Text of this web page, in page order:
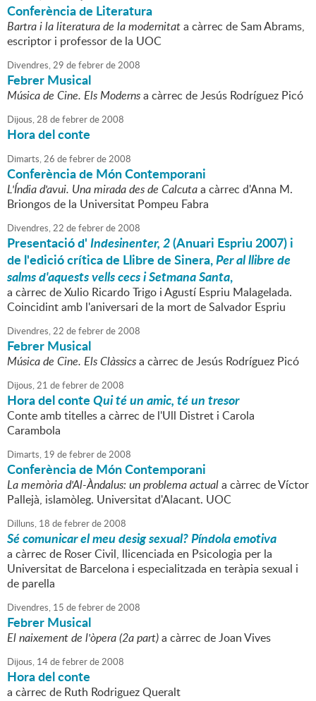
Conferència de Literatura
Bartra i la literatura de la modernitata càrrec de Sam Abrams,
escriptor i professor de la UOC
Divendres,29 defebrerde2008
Febrer Musical
Música de Cine. Els Modernsa càrrec de Jesús Rodríguez Picó
Dijous,28 defebrerde2008
Hora del conte
Dimarts,26 defebrerde2008
Conferència de Món Contemporani
L'Índia d'avui. Una mirada des de Calcutaa càrrec d'Anna M.
Briongos de la Universitat Pompeu Fabra
Divendres,22 defebrerde2008
Presentació d'Indesinenter, 2(Anuari Espriu 2007) i
de l'edició crítica de Llibre de Sinera,Per al llibre de
salms d'aquests vells cecs i Setmana Santa,
a càrrec de Xulio Ricardo Trigo i Agustí Espriu Malagelada.
Coincidint amb l'aniversari de la mort de Salvador Espriu
Divendres,22 defebrerde2008
Febrer Musical
Música de Cine. Els Clàssicsa càrrec de Jesús Rodríguez Picó
Dijous,21 defebrerde2008
Hora del conteQui té un amic, té un tresor
Conte amb titelles a càrrec de l'Ull Distret i Carola
Carambola
Dimarts, 19 defebrerde2008
Conferència de Món Contemporani
La memòria d'Al-Àndalus: un problema actuala càrrec de Víctor
Pallejà, islamòleg. Universitat d'Alacant. UOC
Dilluns, 18 defebrerde2008
Sé comunicar el meu desig sexual? Píndola emotiva
a càrrec de Roser Civil, llicenciada en Psicologia per la
Universitat de Barcelona i especialitzada en teràpia sexual i
de parella
Divendres, 15 defebrerde2008
Febrer Musical
El naixement de l'òpera (2a part)a càrrec de Joan Vives
Dijous, 14defebrerde2008
Hora del conte
a càrrec de Ruth Rodriguez Queralt